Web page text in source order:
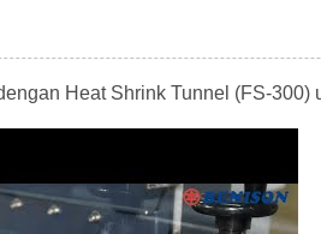
Heat Shrink Tunnel (FS-